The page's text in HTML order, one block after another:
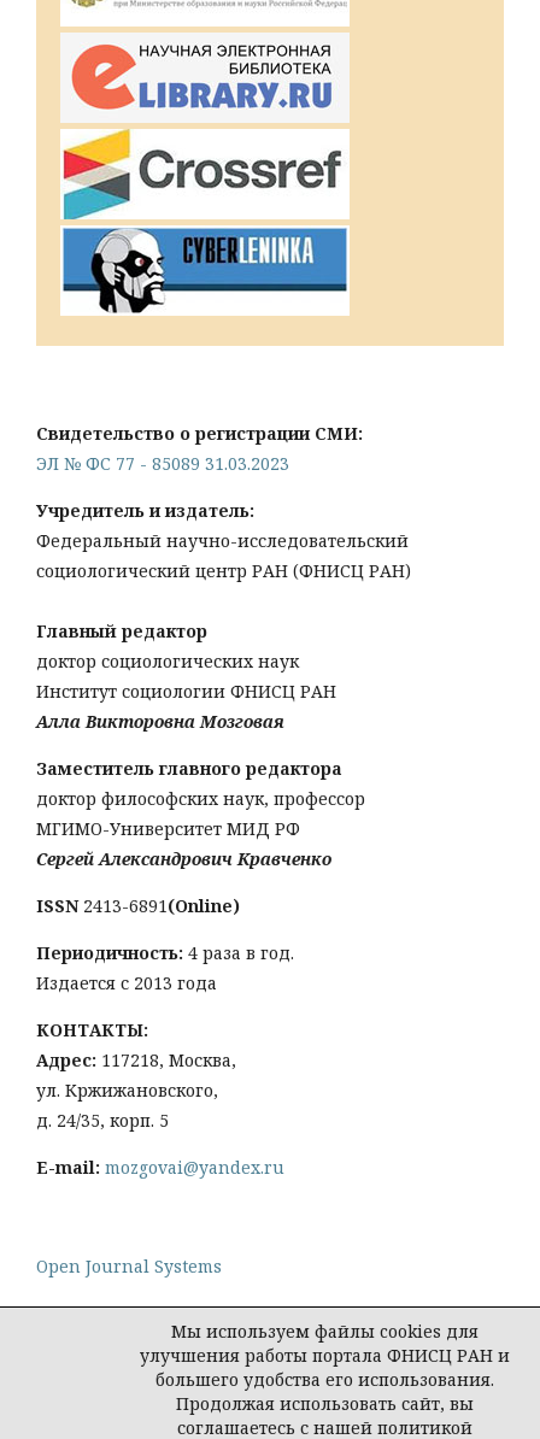
Свидетельство о регистрации СМИ:
ЭЛ № ФС 77 - 85089 31.03.2023
Учредитель и издатель:
Федеральный научно-исследовательский
социологический центр РАН (ФНИСЦ РАН)
Главный редактор
доктор социологических наук
Институт социологии ФНИСЦ РАН
Алла Викторовна Мозговая
Заместитель главного редактора
доктор философских наук, профессор
МГИМО-Университет МИД РФ
Сергей Александрович Кравченко
ISSN 2413-6891(Online)
Периодичность: 4 раза в год.
Издается с 2013 года
КОНТАКТЫ:
Адрес: 117218, Москва,
ул. Кржижановского,
д. 24/35, корп. 5
E-mail: mozgovai@yandex.ru
Open Journal Systems
Политика конфиденциальности персональных
Мы используем файлы cookies для
улучшения работы портала ФНИСЦ РАН и
большего удобства его использования.
Продолжая использовать сайт, вы
соглашаетесь с нашей политикой